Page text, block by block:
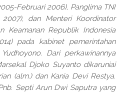
Februari 2006), Panglima TNI
dan Menteri Koordinator
Keamanan Republik Indonesia
pada kabinet pemerintahan
Dari perkawinannya
Djoko Suyanto dikaruniai
(alm.) dan Kania Devi Restya.
Septi Arun Dwi Saputra yang